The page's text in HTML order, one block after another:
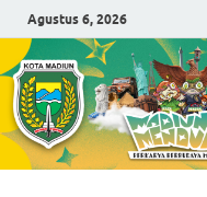
Agustus 6, 2026